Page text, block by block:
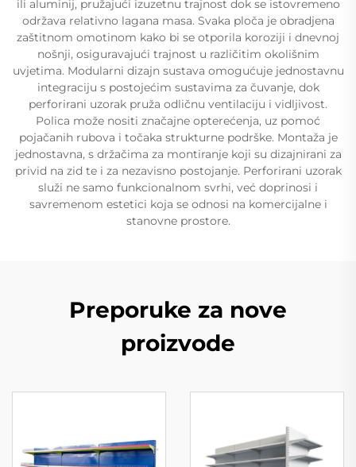
ili aluminij, pružajući izuzetnu trajnost dok se istovremeno
održava relativno lagana masa. Svaka ploča je obradjena
zaštitnom omotinom kako bi se otporila koroziji i dnevnoj
nošnji, osiguravajući trajnost u različitim okolišnim
uvjetima. Modularni dizajn sustava omogućuje jednostavnu
integraciju s postojećim sustavima za čuvanje, dok
perforirani uzorak pruža odličnu ventilaciju i vidljivost.
Polica može nositi značajne opterećenja, uz pomoć
pojačanih rubova i točaka strukturne podrške. Montaža je
jednostavna, s držačima za montiranje koji su dizajnirani za
privid na zid te i za nezavisno postojanje. Perforirani uzorak
služi ne samo funkcionalnom svrhi, već doprinosi i
savremenom estetici koja se odnosi na komercijalne i
stanovne prostore.
Preporuke za nove
proizvode